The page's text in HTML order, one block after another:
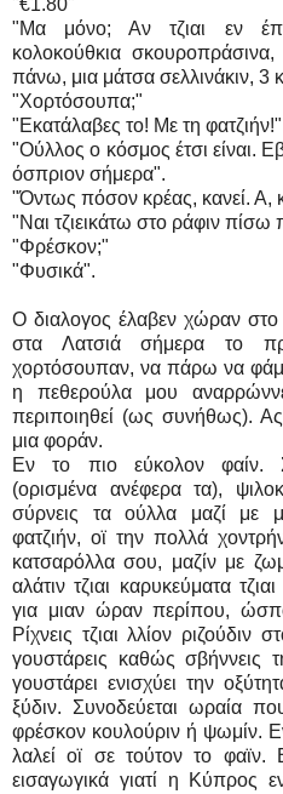
"Μα μόνο; Αν τζιαι εν
κολοκούθκια
πάνω, μια μάτσα σελλινάκιν, 3
"Χορτόσουπα;"
"Εκατάλαβες το! Με τη φατζιήν!"
"Ούλλος ο κόσμος έτσι είναι.
όσπριον σήμερα".
"Όντως πόσον κρέας, κανεί. Α,
"Ναι τζιεικάτω στο ράφιν
"Φρέσκον;"
"Φυσικά".
Ο διαλογος έλαβεν χώραν
στα Λατσιά σήμερα το
χορτόσουπαν, να πάρω να
η πεθερούλα μου
περιποιηθεί (ως συνήθως).
μια φοράν.
Εν το πιο εύκολον φαίν.
(ορισμένα ανέφερα τα),
σύρνεις τα ούλλα μαζί με
φατζιήν, οϊ την πολλά
κατσαρόλλα σου, μαζίν με
αλάτιν τζιαι καρυκεύματα
για μιαν ώραν περίπου,
Ρίχνεις τζιαι λλίον ριζούδιν
γουστάρεις καθώς σβήννεις
γουστάρει ενισχύει την
ξύδιν. Συνοδεύεται ωραία
φρέσκον κουλούριν ή ψωμίν.
λαλεί οϊ σε τούτον το
εισαγωγικά γιατί η Κύπρος